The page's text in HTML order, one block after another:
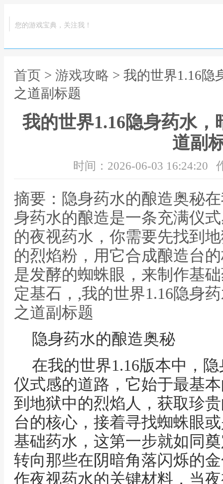
您的游戏宝典，关注我！
首页 > 游戏攻略 > 我的世界1.16隐
之道副标题
我的世界1.16隐身药水
道副
时间：2026-06-03 16:24:20
摘要：隐身药水的酿造奥秘
身药水的酿造是一条充满仪
的夜视药水，你需要先找到
的烈焰粉，用它合成酿造台
是发酵的蜘蛛眼，来制作基
定基石，,我的世界1.16隐身
之道副标题
隐身药水的酿造奥秘
在我的世界1.16版本中，
仪式感的道路，它始于最基
到地狱中的烈焰人，获取珍
台的核心，接着寻找蜘蛛眼
基础药水，这第一步就如同
转向那些在阴暗角落闪烁的
作夜视药水的关键材料，当